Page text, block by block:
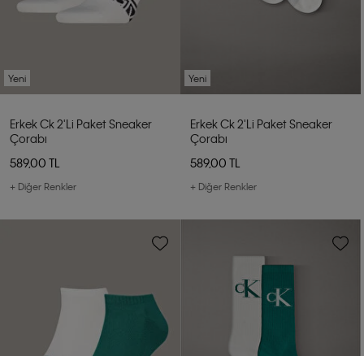
Yeni
Erkek Ck 2'li Paket Sneaker
Çorabı
589,00 TL
+ Diğer Renkler
Yeni
Erkek Ck 2'li Paket Sneaker
Çorabı
589,00 TL
+ Diğer Renkler